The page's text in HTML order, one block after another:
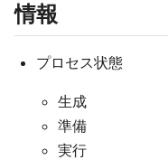
情報
プロセス状態
生成
準備
実行